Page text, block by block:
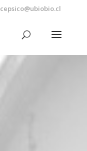
cepsico@ubiobio.cl